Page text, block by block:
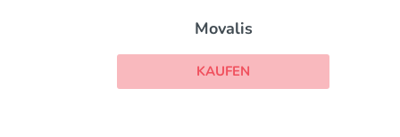
Movalis
KAUFEN